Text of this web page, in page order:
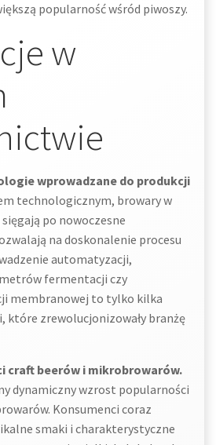
popularność wśród piwoszy.
w
wprowadzane do produkcji
technologicznym, browary w
po nowoczesne
na doskonalenie procesu
automatyzacji,
fermentacji czy
membranowej to tylko kilka
które zrewolucjonizowały branżę
craft beerów i mikrobrowarów.
dynamiczny wzrost popularności
Konsumenci coraz
smaki i charakterystyczne